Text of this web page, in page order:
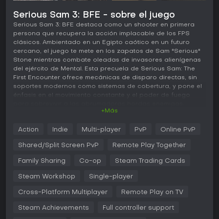
Serious Sam 3: BFE - sobre el juego
Serious Sam 3: BFE destaca como un shooter en primera
persona que recupera la acción implacable de los FPS
clásicos. Ambientado en un Egipto caótico en un futuro
cercano, el juego te mete en los zapatos de Sam "Serious"
Stone mientras combate oleadas de invasores alienígenas
del ejército de Mental. Esta precuela de Serious Sam: The
First Encounter ofrece mecánicas de disparo directas, sin
soportes modernos como sistemas de cobertura, y pone el
énfasis en el movimiento constante y el poder de fuego
El núcleo del juego gira en torno a combates frenéticos
contra flujos interminables de enemigos extraños en
de asalto con mira y una escopeta de doble cañón hasta
incendiarios. Cambiar de armas en pleno combate mantiene
máxima versatilidad. Las opciones cuerpo a cuerpo añaden
un toque brutal, permitiendo ejecuciones instantáneas
como arrancar un ojo enemigo o romper cuellos cuando se
+Más
Action Indie Multi-player PvP Online PvP
Shared/Split Screen PvP Remote Play Together
Family Sharing Co-op Steam Trading Cards
Steam Workshop Single-player
Cross-Platform Multiplayer Remote Play on TV
Steam Achievements Full controller support